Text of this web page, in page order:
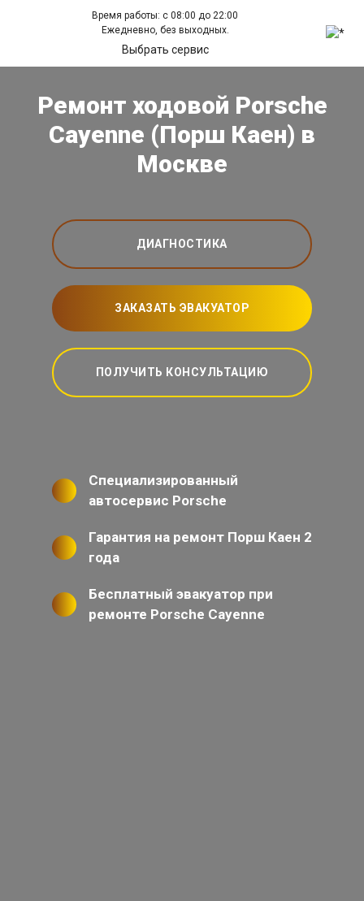
Время работы: с 08:00 до 22:00
Ежедневно, без выходных.
Выбрать сервис
Ремонт ходовой Porsche
Cayenne (Порш Каен) в
Москве
ДИАГНОСТИКА
ЗАКАЗАТЬ ЭВАКУАТОР
ПОЛУЧИТЬ КОНСУЛЬТАЦИЮ
Специализированный
автосервис Porsche
Гарантия на ремонт Порш Каен 2
года
Бесплатный эвакуатор при
ремонте Porsche Cayenne